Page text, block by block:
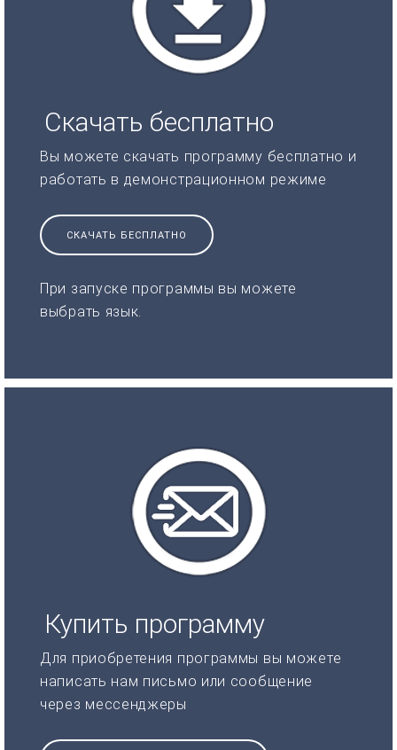
Скачать бесплатно
Вы можете скачать программу бесплатно и
работать в демонстрационном режиме
СКАЧАТЬ БЕСПЛАТНО
При запуске программы вы можете
выбрать язык.
Купить программу
Для приобретения программы вы можете
написать нам письмо или сообщение
через мессенджеры